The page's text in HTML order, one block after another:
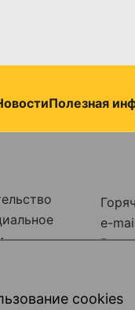
Полезная
от 16
e-
14:00
cookies